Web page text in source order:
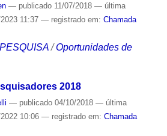
— publicado11/07/2018 — última
11:37 — registrado em: Chamada
PESQUISA /Oportunidades de
2018
— publicado04/10/2018 — última
10:06 — registrado em: Chamada